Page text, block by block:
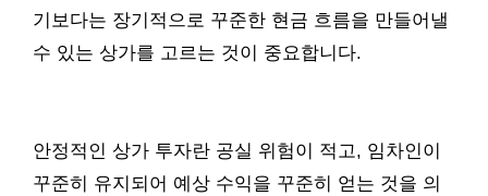
기보다는 장기적으로 꾸준한 현금 흐름을 만들어낼
수 있는 상가를 고르는 것이 중요합니다.
안정적인 상가 투자란 공실 위험이 적고, 임차인이
꾸준히 유지되어 예상 수익을 꾸준히 얻는 것을 의